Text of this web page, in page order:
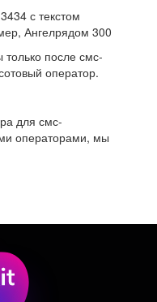
с текстом
Ангелрядом 300
после смс-
оператор.
для смс-
операторами, мы